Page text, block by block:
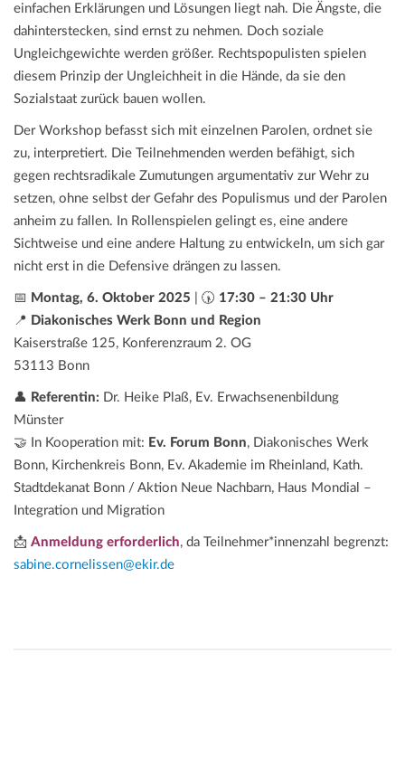
einfachen Erklärungen und Lösungen liegt nah. Die Ängste, die
dahinterstecken, sind ernst zu nehmen. Doch soziale
Ungleichgewichte werden größer. Rechtspopulisten spielen
diesem Prinzip der Ungleichheit in die Hände, da sie den
Sozialstaat zurück bauen wollen.
Der Workshop befasst sich mit einzelnen Parolen, ordnet sie
zu, interpretiert. Die Teilnehmenden werden befähigt, sich
gegen rechtsradikale Zumutungen argumentativ zur Wehr zu
setzen, ohne selbst der Gefahr des Populismus und der Parolen
anheim zu fallen. In Rollenspielen gelingt es, eine andere
Sichtweise und eine andere Haltung zu entwickeln, um sich gar
nicht erst in die Defensive drängen zu lassen.
📅 Montag, 6. Oktober 2025 | 🕠 17:30 – 21:30 Uhr
📍 Diakonisches Werk Bonn und Region
Kaiserstraße 125, Konferenzraum 2. OG
53113 Bonn
👤 Referentin: Dr. Heike Plaß, Ev. Erwachsenenbildung
Münster
🤝 In Kooperation mit: Ev. Forum Bonn, Diakonisches Werk
Bonn, Kirchenkreis Bonn, Ev. Akademie im Rheinland, Kath.
Stadtdekanat Bonn / Aktion Neue Nachbarn, Haus Mondial –
Integration und Migration
📩 Anmeldung erforderlich, da Teilnehmer*innenzahl begrenzt:
sabine.cornelissen@ekir.de